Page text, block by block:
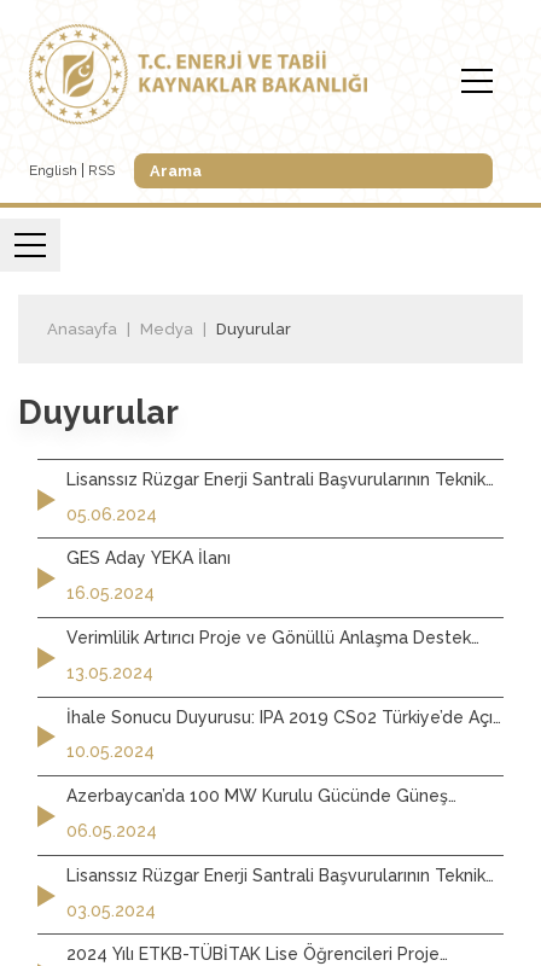
English RSS
Anasayfa Medya Duyurular
Duyurular
Lisanssız Rüzgar Enerji Santrali Başvurularının Teknik
Değerlendirme Sonuçları - Mayıs 2024
05.06.2024
GES Aday YEKA İlanı
16.05.2024
Verimlilik Artırıcı Proje ve Gönüllü Anlaşma Destek
Başvuruları
13.05.2024
İhale Sonucu Duyurusu: IPA 2019 CS02 Türkiye’de Açık
Rüzgar Enerjisi Saha Araştırması için Çevresel ve
Sosyal Kısıt Analizi için Danışmanlık Hizmetleri
10.05.2024
Azerbaycan’da 100 MW Kurulu Gücünde Güneş
Enerjisi Santrali İhale Duyurusu
06.05.2024
Lisanssız Rüzgar Enerji Santrali Başvurularının Teknik
Değerlendirme Sonuçları - Nisan 2024
03.05.2024
2024 Yılı ETKB-TÜBİTAK Lise Öğrencileri Proje